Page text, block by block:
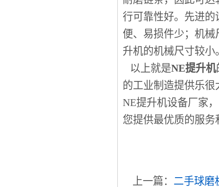
行可靠性好。先进
便、易损件少；机
升机的机械尺寸较小
以上就是NE提升机
的工业制造提供乐
NE提升机设备厂家
您提供最优质的服
上一篇： 二手球磨